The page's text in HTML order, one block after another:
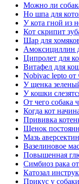
Можно ли
Но шпа для
У кота гной из
Кот скрипит
Шар для
Амоксициллин
Ципролет для
Витафел для
Nobivac lepto от
У щенка
У кошки
От чего собака
Когда кот
Прививка
Щенок
Мазь
Вазелиновое
Повышенная
Симбиоз рака
Катозал
Прикус у собаки